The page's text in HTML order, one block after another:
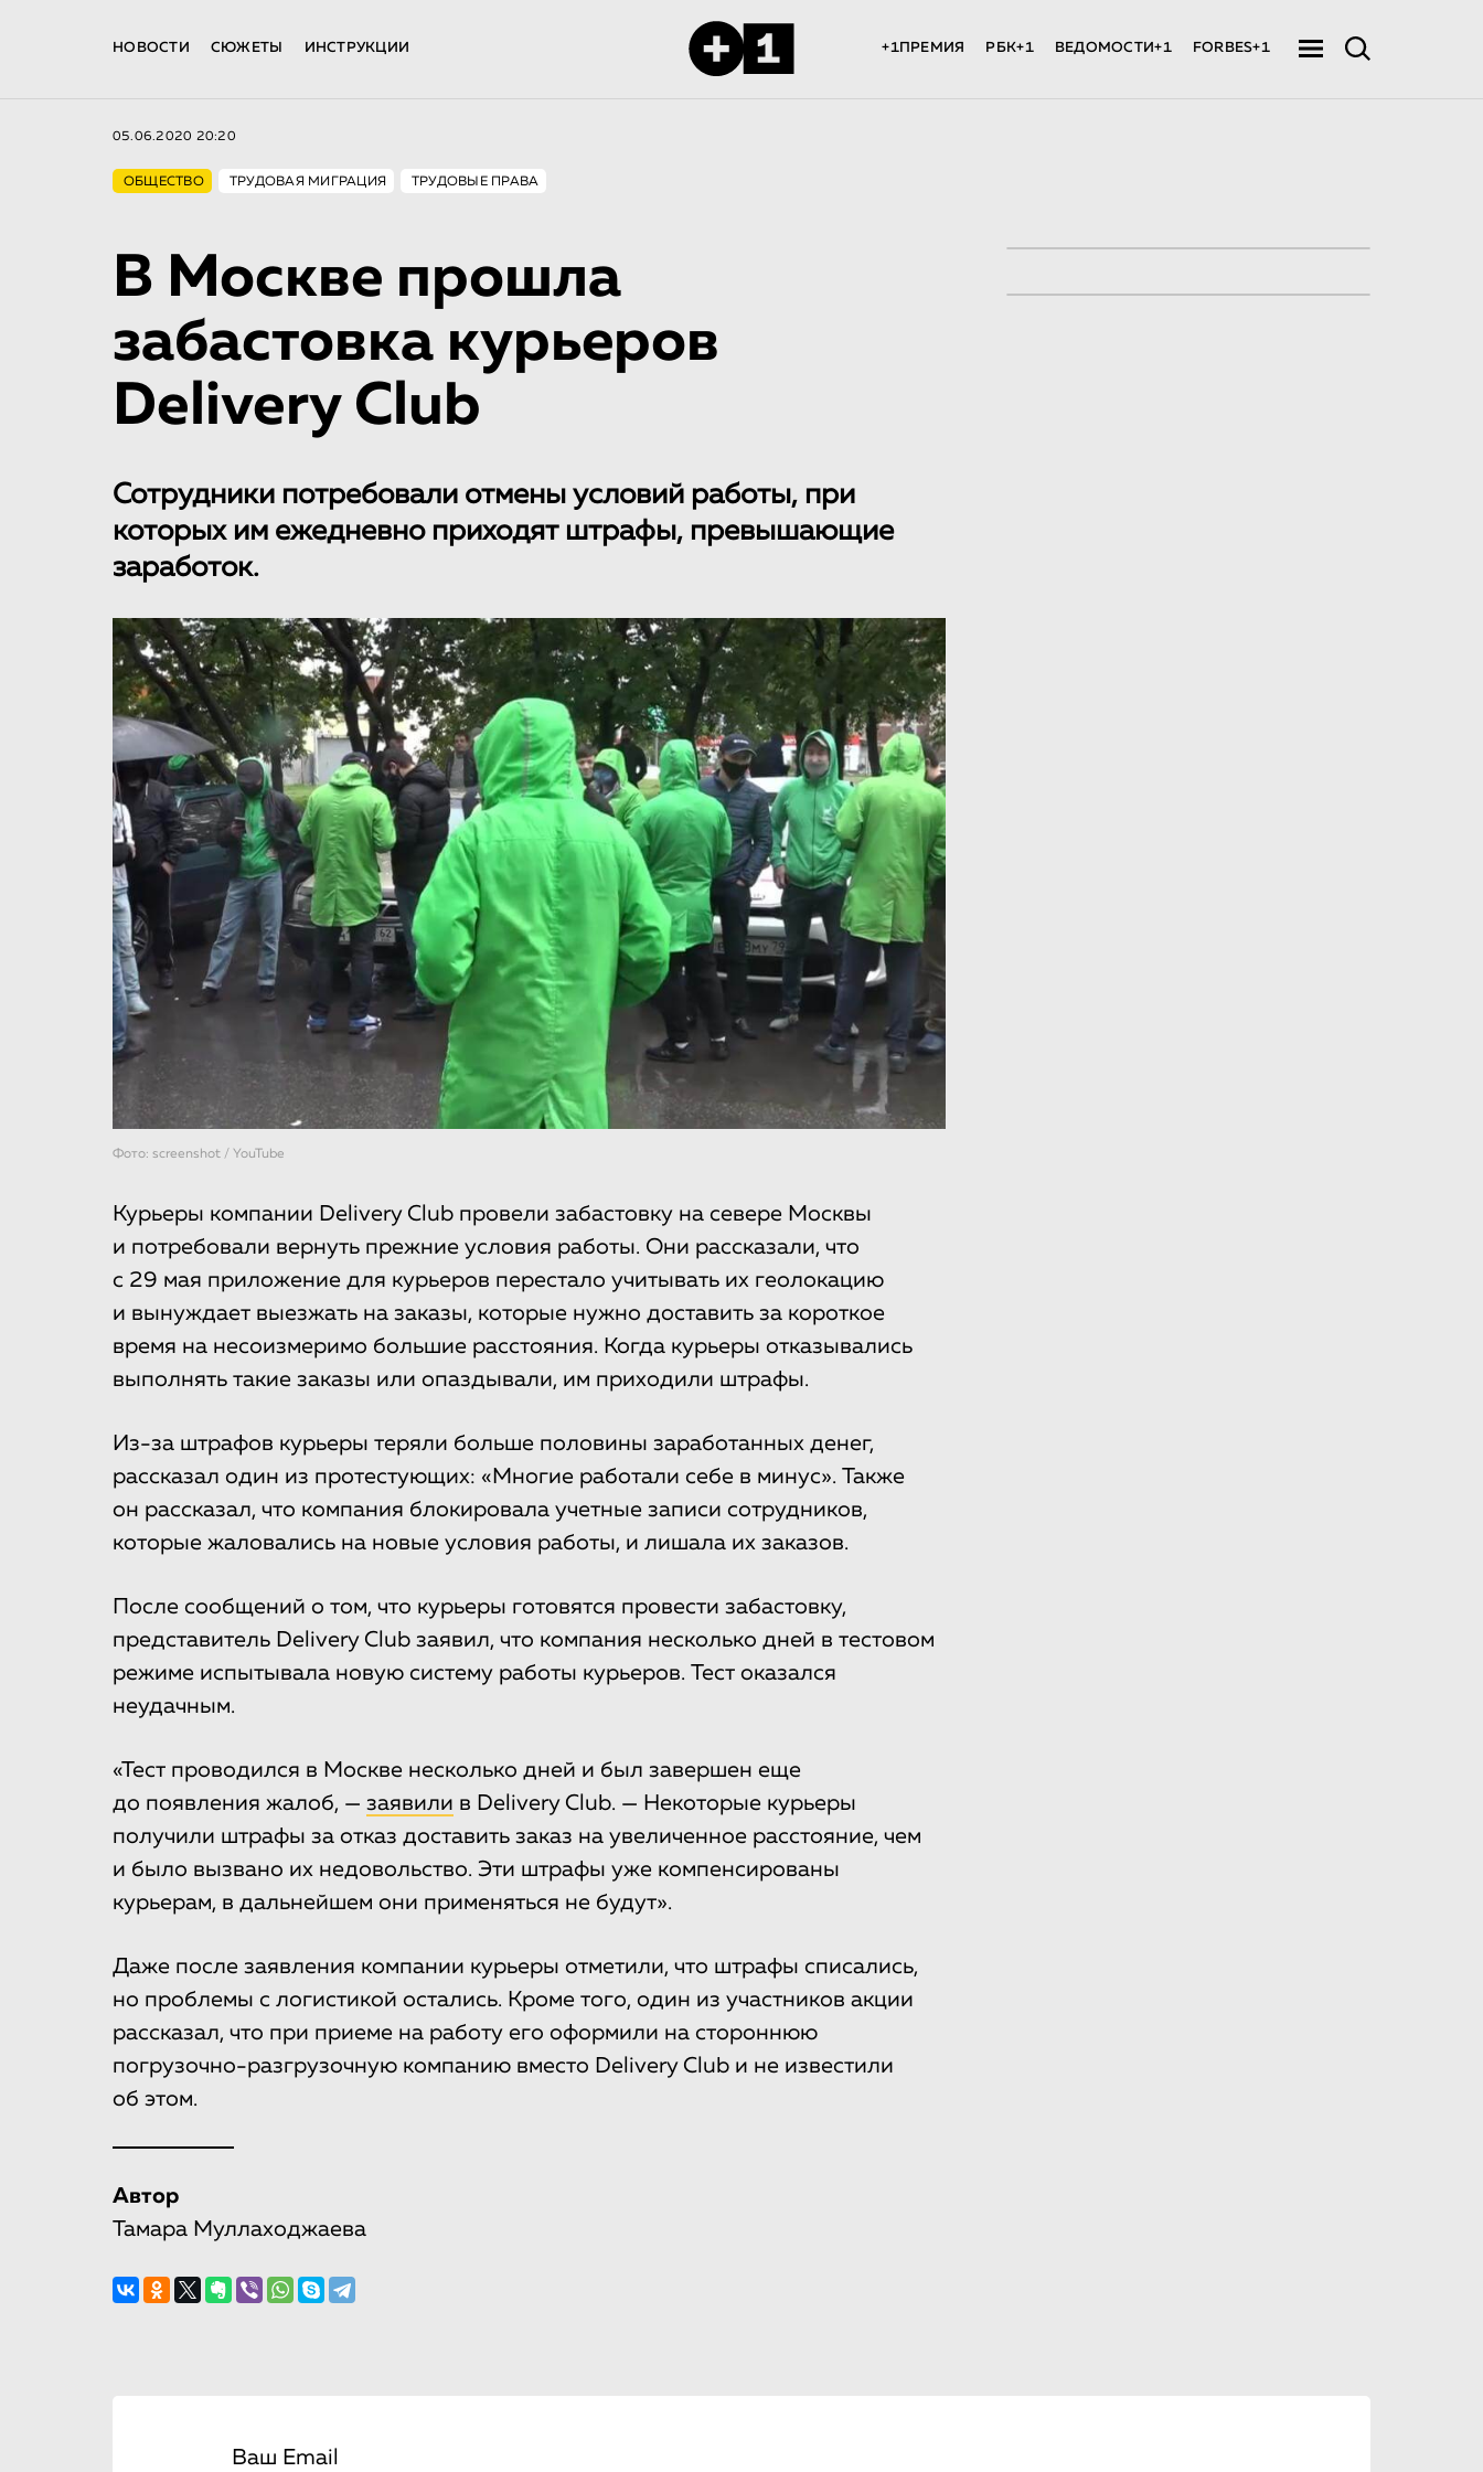
НОВОСТИ СЮЖЕТЫ ИНСТРУКЦИИ +1ПРЕМИЯ РБК+1 ВЕДОМОСТИ+1 FORBES+1
05.06.2020 20:20
ОБЩЕСТВО ТРУДОВАЯ МИГРАЦИЯ ТРУДОВЫЕ ПРАВА
В Москве прошла
забастовка курьеров
Delivery Club
Сотрудники потребовали отмены условий работы, при
которых им ежедневно приходят штрафы, превышающие
заработок.
Фото: screenshot / YouTube
Курьеры компании Delivery Club провели забастовку на севере Москвы
и потребовали вернуть прежние условия работы. Они рассказали, что
с 29 мая приложение для курьеров перестало учитывать их геолокацию
и вынуждает выезжать на заказы, которые нужно доставить за короткое
время на несоизмеримо большие расстояния. Когда курьеры отказывались
выполнять такие заказы или опаздывали, им приходили штрафы.
Из-за штрафов курьеры теряли больше половины заработанных денег,
рассказал один из протестующих: «Многие работали себе в минус». Также
он рассказал, что компания блокировала учетные записи сотрудников,
которые жаловались на новые условия работы, и лишала их заказов.
После сообщений о том, что курьеры готовятся провести забастовку,
представитель Delivery Club заявил, что компания несколько дней в тестовом
режиме испытывала новую систему работы курьеров. Тест оказался
неудачным.
«Тест проводился в Москве несколько дней и был завершен еще
до появления жалоб, — заявили в Delivery Club. — Некоторые курьеры
получили штрафы за отказ доставить заказ на увеличенное расстояние, чем
и было вызвано их недовольство. Эти штрафы уже компенсированы
курьерам, в дальнейшем они применяться не будут».
Даже после заявления компании курьеры отметили, что штрафы списались,
но проблемы с логистикой остались. Кроме того, один из участников акции
рассказал, что при приеме на работу его оформили на стороннюю
погрузочно-разгрузочную компанию вместо Delivery Club и не известили
об этом.
Автор
Тамара Муллаходжаева
Ваш Email